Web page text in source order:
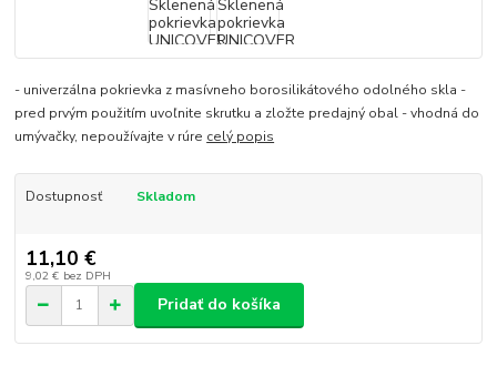
- univerzálna pokrievka z masívneho borosilikátového odolného skla -
pred prvým použitím uvoľnite skrutku a zložte predajný obal - vhodná do
umývačky, nepoužívajte v rúre celý popis
Dostupnosť Skladom
11,10 €
9,02 € bez DPH
Pridať do košíka